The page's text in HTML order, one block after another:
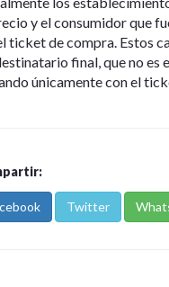
y el consumidor que
ticket de compra. Estos
final, que no es
únicamente con el
Twitter